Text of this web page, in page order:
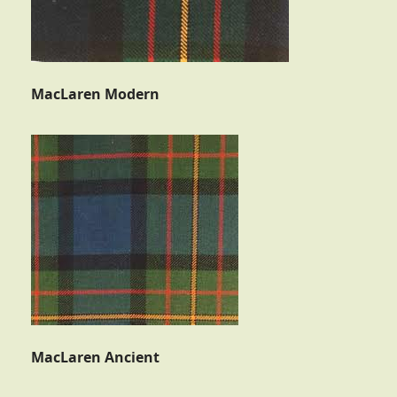
MacLaren Modern
MacLaren Ancient